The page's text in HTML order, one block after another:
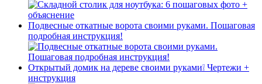
Подвесные откатные ворота своими руками. Пошаговая
подробная инструкция!
Открытый домик на дереве своими руками❕ Чертежи +
инструкция